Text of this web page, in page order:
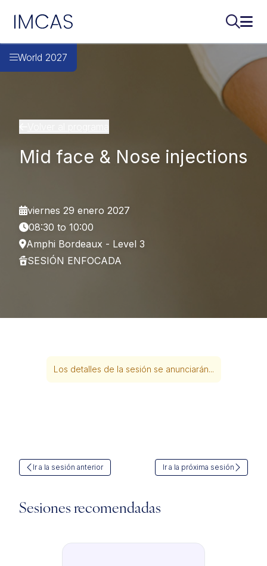
IMCAS
World 2027
Mid face & Nose injections
viernes 29 enero 2027
08:30 to 10:00
Amphi Bordeaux - Level 3
SESIÓN ENFOCADA
Los detalles de la sesión se anunciarán...
Ir a la sesión anterior Ir a la próxima sesión
Sesiones recomendadas